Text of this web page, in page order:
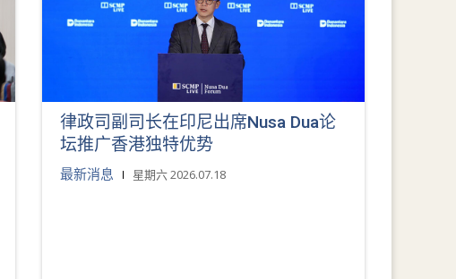
律政司副司长在印尼出席Nusa Dua论
坛推广香港独特优势
最新消息 星期六 2026.07.18